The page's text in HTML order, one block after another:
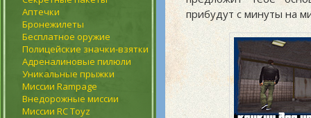
Аптечки
Бронежилеты
Бесплатное оружие
Полицейские значки-взятки
Адреналиновые пилюли
Уникальные прыжки
Миссии Rampage
Внедорожные миссии
Миссии RC Toyz
прибудут с минуты на